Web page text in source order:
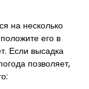
на несколько
его в
Если высадка
позволяет,